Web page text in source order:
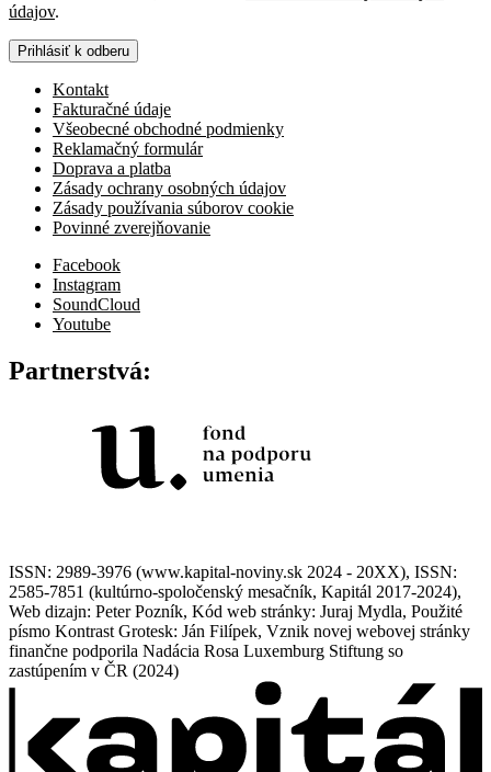
údajov.
Prihlásiť k odberu
Kontakt
Fakturačné údaje
Všeobecné obchodné podmienky
Reklamačný formulár
Doprava a platba
Zásady ochrany osobných údajov
Zásady používania súborov cookie
Povinné zverejňovanie
Facebook
Instagram
SoundCloud
Youtube
Partnerstvá:
ISSN: 2989-3976 (www.kapital-noviny.sk 2024 - 20XX), ISSN:
2585-7851 (kultúrno-spoločenský mesačník, Kapitál 2017-2024),
Web dizajn: Peter Pozník, Kód web stránky: Juraj Mydla, Použité
písmo Kontrast Grotesk: Ján Filípek, Vznik novej webovej stránky
finančne podporila Nadácia Rosa Luxemburg Stiftung so
zastúpením v ČR (2024)